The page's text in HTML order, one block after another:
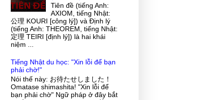
Tiên đề (tiếng Anh:
AXIOM, tiếng Nhật:
公理 KOURI [công lý]) và Định lý
(tiếng Anh: THEOREM, tiếng Nhật:
定理 TEIRI [định lý]) là hai khái
niệm ...
Tiếng Nhật du học: "Xin lỗi để bạn
phải chờ!"
Nói thế này: お待たせしました！
Omatase shimashita! "Xin lỗi để
bạn phải chờ" Ngữ pháp ở đây bắt